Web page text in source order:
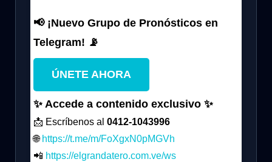
📢 ¡Nuevo Grupo de Pronósticos en
Telegram! 📡
ÚNETE AHORA
✨ Accede a contenido exclusivo ✨
📩 Escríbenos al 0412-1043996
🌐 https://t.me/m/FoXgxN0pMGVh
📲 https://elgrandatero.com.ve/ws